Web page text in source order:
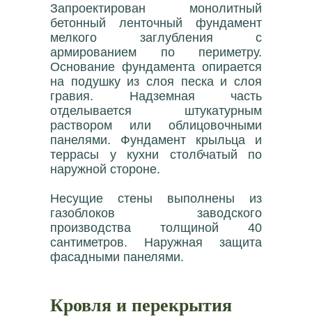
Запроектирован монолитный
бетонный ленточный фундамент
мелкого заглубления с
армированием по периметру.
Основание фундамента опирается
на подушку из слоя песка и слоя
гравия. Надземная часть
отделывается штукатурным
раствором или облицовочными
панелями. Фундамент крыльца и
террасы у кухни столбчатый по
наружной стороне.
Несущие стены выполнены из
газоблоков заводского
производства толщиной 40
сантиметров. Наружная защита
фасадными панелями.
Кровля и перекрытия